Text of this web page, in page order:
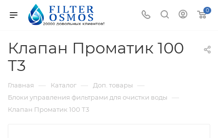
0
Клапан Проматик 100
Т3
Главная — Каталог — Доп. товары —
Блоки управления фильтрами для очистки воды —
Клапан Проматик 100 Т3